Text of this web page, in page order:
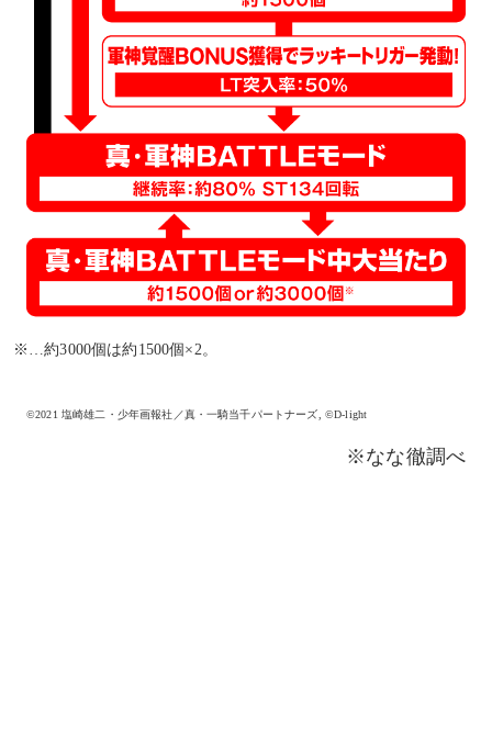
※…約3000個は約1500個×2。
©2021 塩崎雄二・少年画報社／真・一騎当千パートナーズ, ©D-light
※なな徹調べ